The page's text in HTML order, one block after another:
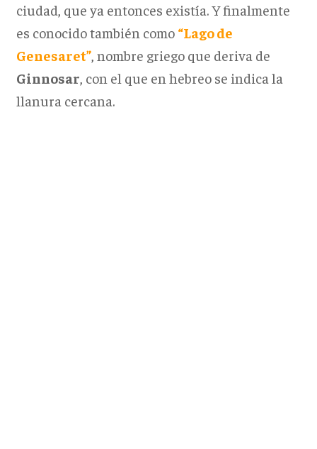
ciudad, que ya entonces existía. Y finalmente
es conocido también como “Lago de
Genesaret”, nombre griego que deriva de
Ginnosar, con el que en hebreo se indica la
llanura cercana.